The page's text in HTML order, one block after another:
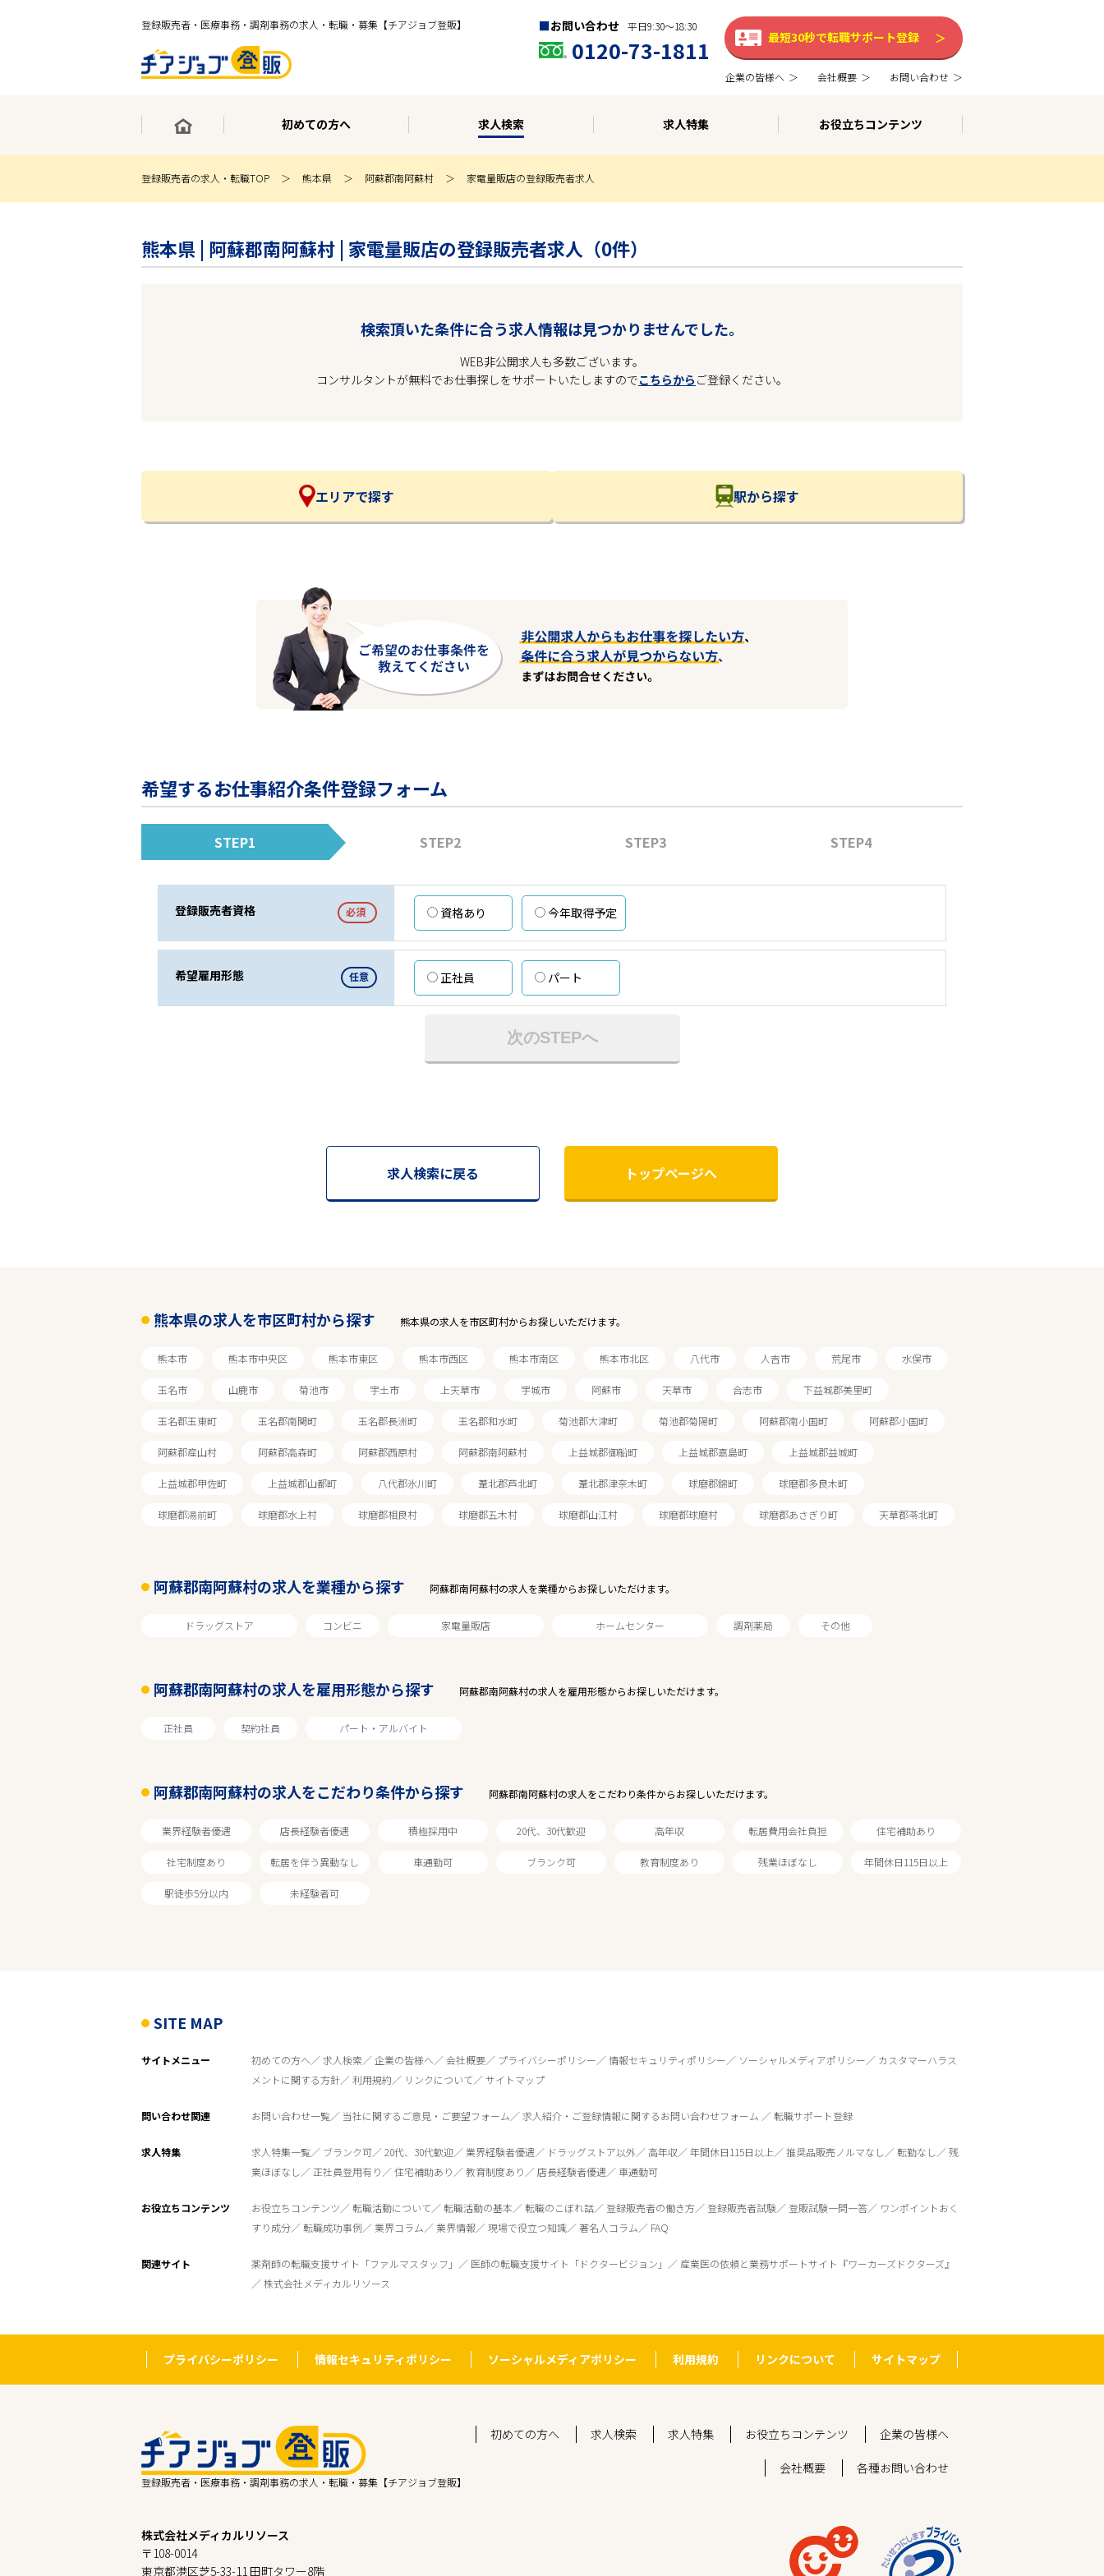
登録販売者・医療事務・調剤事務の求人・転職・募集【チアジョブ登販】 お問い合わせ 平日9:30〜18:30
0120-73-1811 最短30秒で転職サポート登録
企業の皆様へ 会社概要 お問い合わせ
初めての方へ 求人検索 求人特集 お役立ちコンテンツ
登録販売者の求人・転職TOP 熊本県 阿蘇郡南阿蘇村 家電量販店の登録販売者求人
熊本県 | 阿蘇郡南阿蘇村 | 家電量販店の登録販売者求人（0件）
検索頂いた条件に合う求人情報は見つかりませんでした。
WEB非公開求人も多数ございます。
コンサルタントが無料でお仕事探しをサポートいたしますのでこちらから ご登録ください。
エリアで探す 駅から探す
エリアで探す 駅から探す
阿蘇郡南阿蘇村
家電量販店
フリーワード
希望するお仕事紹介条件登録フォーム
STEP1 STEP2 STEP3 STEP4
登録販売者資格 必須 資格あり 今年取得予定
希望雇用形態 任意 正社員 パート
次のSTEPへ
求人検索に戻る トップページへ
熊本県の求人を市区町村から探す 熊本県の求人を市区町村からお探しいただけます。
熊本市 熊本市中央区 熊本市東区 熊本市西区 熊本市南区 熊本市北区 八代市 人吉市 荒尾市 水俣市
玉名市 山鹿市 菊池市 宇土市 上天草市 宇城市 阿蘇市 天草市 合志市 下益城郡美里町
玉名郡玉東町 玉名郡南関町 玉名郡長洲町 玉名郡和水町 菊池郡大津町 菊池郡菊陽町 阿蘇郡南小国町 阿蘇郡小国町
阿蘇郡産山村 阿蘇郡高森町 阿蘇郡西原村 阿蘇郡南阿蘇村 上益城郡御船町 上益城郡嘉島町 上益城郡益城町
上益城郡甲佐町 上益城郡山都町 八代郡氷川町 葦北郡芦北町 葦北郡津奈木町 球磨郡錦町 球磨郡多良木町
球磨郡湯前町 球磨郡水上村 球磨郡相良村 球磨郡五木村 球磨郡山江村 球磨郡球磨村 球磨郡あさぎり町 天草郡苓北町
阿蘇郡南阿蘇村の求人を業種から探す 阿蘇郡南阿蘇村の求人を業種からお探しいただけます。
ドラッグストア コンビニ 家電量販店 ホームセンター 調剤薬局 その他
阿蘇郡南阿蘇村の求人を雇用形態から探す 阿蘇郡南阿蘇村の求人を雇用形態からお探しいただけます。
正社員 契約社員 パート・アルバイト
阿蘇郡南阿蘇村の求人をこだわり条件から探す 阿蘇郡南阿蘇村の求人をこだわり条件からお探しいただけます。
業界経験者優遇 店長経験者優遇 積極採用中 20代、30代歓迎 高年収 転居費用会社負担 住宅補助あり
社宅制度あり 転居を伴う異動なし 車通勤可 ブランク可 教育制度あり 残業ほぼなし 年間休日115日以上
駅徒歩5分以内 未経験者可
SITE MAP
サイトメニュー 初めての方へ 求人検索 企業の皆様へ 会社概要 プライバシーポリシー 情報セキュリティポリシー ソーシャルメディアポリシー
カスタマーハラス
メントに関する方針
利用規約 リンクについて サイトマップ
問い合わせ関連 お問い合わせ一覧 当社に関するご意見・ご要望フォーム 求人紹介・ご登録情報に関するお問い合わせフォーム 転職サポート登録
求人特集 求人特集一覧 ブランク可 20代、30代歓迎 業界経験者優遇 ドラッグストア以外 高年収 年間休日115日以上 推奨品販売ノルマなし 転勤なし
残
業ほぼなし
正社員登用有り 住宅補助あり 教育制度あり 店長経験者優遇 車通勤可
お役立ちコンテンツ お役立ちコンテンツ 転職活動について 転職活動の基本 転職のこぼれ話 登録販売者の働き方 登録販売者試験 登販試験一問一答
ワンポイントおく
すり成分
転職成功事例 業界コラム 業界情報 現場で役立つ知識 著名人コラム FAQ
関連サイト 薬剤師の転職支援サイト「ファルマスタッフ」 医師の転職支援サイト「ドクタービジョン」
産業医の依頼と業務サポートサイト『ワーカーズドクターズ』
株式会社メディカルリソース
プライバシーポリシー 情報セキュリティポリシー ソーシャルメディアポリシー 利用規約 リンクについて サイトマップ
登録販売者・医療事務・調剤事務の求人・転職・募集【チアジョブ登販】
初めての方へ 求人検索 求人特集 お役立ちコンテンツ 企業の皆様へ
会社概要 各種お問い合わせ
株式会社メディカルリソース
〒108-0014
東京都港区芝5-33-11 田町タワー8階